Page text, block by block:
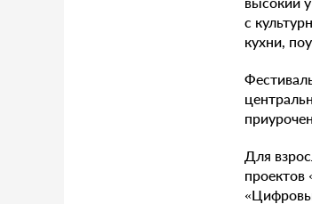
с
кухни,
Для
проектов